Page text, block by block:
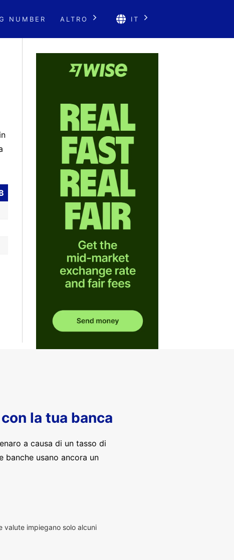
NUMBER ALTRO IT
la tua banca
a causa di un tasso di
banche usano ancora un
valute impiegano solo alcuni